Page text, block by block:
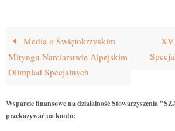
Media o Świętokrzyskim
Mityngu Narciarstwie Alpejskim
Olimpiad Specjalnych
XV
Wsparcie finansowe na działalność Stowarzyszenia
przekazywać na konto: